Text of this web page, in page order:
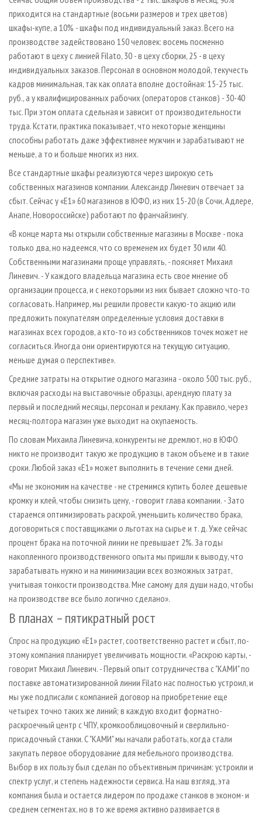
приходится на стандартные (восьми размеров и трех цветов)
шкафы-купе, а 10% - шкафы под индивидуальный заказ. Всего на
производстве задействовано 150 человек: восемь посменно
работают в цеху с линией Filato, 30 - в цеху сборки, 25 - в цеху
индивидуальных заказов. Персонал в основном молодой, текучесть
кадров минимальная, так как оплата вполне достойная: 15-25 тыс.
руб., а у квалифицированных рабочих (операторов станков) - 30-40
тыс. При этом оплата сдельная и зависит от производительности
труда. Кстати, практика показывает, что некоторые женщины
способны работать даже эффективнее мужчин и зарабатывают не
меньше, а то и больше многих из них.
Все стандартные шкафы реализуются через широкую сеть
собственных магазинов компании. Александр Линевич отвечает за
сбыт. Сейчас у «Е1» 60 магазинов в ЮФО, из них 15-20 (в Сочи, Адлере,
Анапе, Новороссийске) работают по франчайзингу.
«В конце марта мы открыли собственные магазины в Москве - пока
только два, но надеемся, что со временем их будет 30 или 40.
Собственными магазинами проще управлять, - поясняет Михаил
Линевич. - У каждого владельца магазина есть свое мнение об
организации процесса, и с некоторыми из них бывает сложно что-то
согласовать. Например, мы решили провести какую-то акцию или
предложить покупателям определенные условия доставки в
магазинах всех городов, а кто-то из собственников точек может не
согласиться. Иногда они ориентируются на текущую ситуацию,
меньше думая о перспективе».
Средние затраты на открытие одного магазина - около 500 тыс. руб.,
включая расходы на выставочные образцы, арендную плату за
первый и последний месяцы, персонал и рекламу. Как правило, через
месяц-полтора магазин уже выходит на окупаемость.
По словам Михаила Линевича, конкуренты не дремлют, но в ЮФО
никто не производит такую же продукцию в таком объеме и в такие
сроки. Любой заказ «Е1» может выполнить в течение семи дней.
«Мы не экономим на качестве - не стремимся купить более дешевые
кромку и клей, чтобы снизить цену, - говорит глава компании. - Зато
стараемся оптимизировать раскрой, уменьшить количество брака,
договориться с поставщиками о льготах на сырье и т. д. Уже сейчас
процент брака на поточной линии не превышает 2%. За годы
накопленного производственного опыта мы пришли к выводу, что
зарабатывать нужно и на минимизации всех возможных затрат,
учитывая тонкости производства. Мне самому для души надо, чтобы
на производстве все было логично сделано».
В планах – пятикратный рост
Спрос на продукцию «Е1» растет, соответственно растет и сбыт, по­
этому компания планирует увеличивать мощности. «Раскрою карты, -
говорит Михаил Линевич. - Первый опыт сотрудничества с "КАМИ" по
поставке автоматизированной линии Filato нас полностью устроил, и
мы уже подписали с компанией договор на приобретение еще
четырех точно таких же линий; в каждую входит форматно-
раскроечный центр с ЧПУ, кромкооблицовочный и сверлильно-
присадочный станки. С "КАМИ" мы начали работать, когда стали
закупать первое оборудование для мебельного производства.
Выбор в их пользу был сделан по объективным причинам: устроили и
спектр услуг, и степень надежности сервиса. На наш взгляд, эта
компания была и остается лидером по продаже станков в эконом- и
среднем сегментах, но в то же время активно развивается в